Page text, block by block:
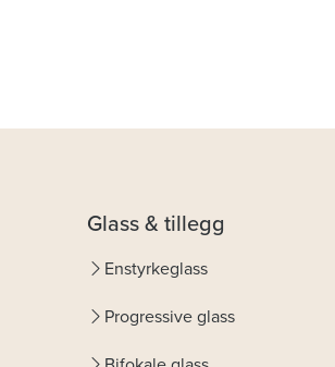
Glass & tillegg
Enstyrkeglass
Progressive glass